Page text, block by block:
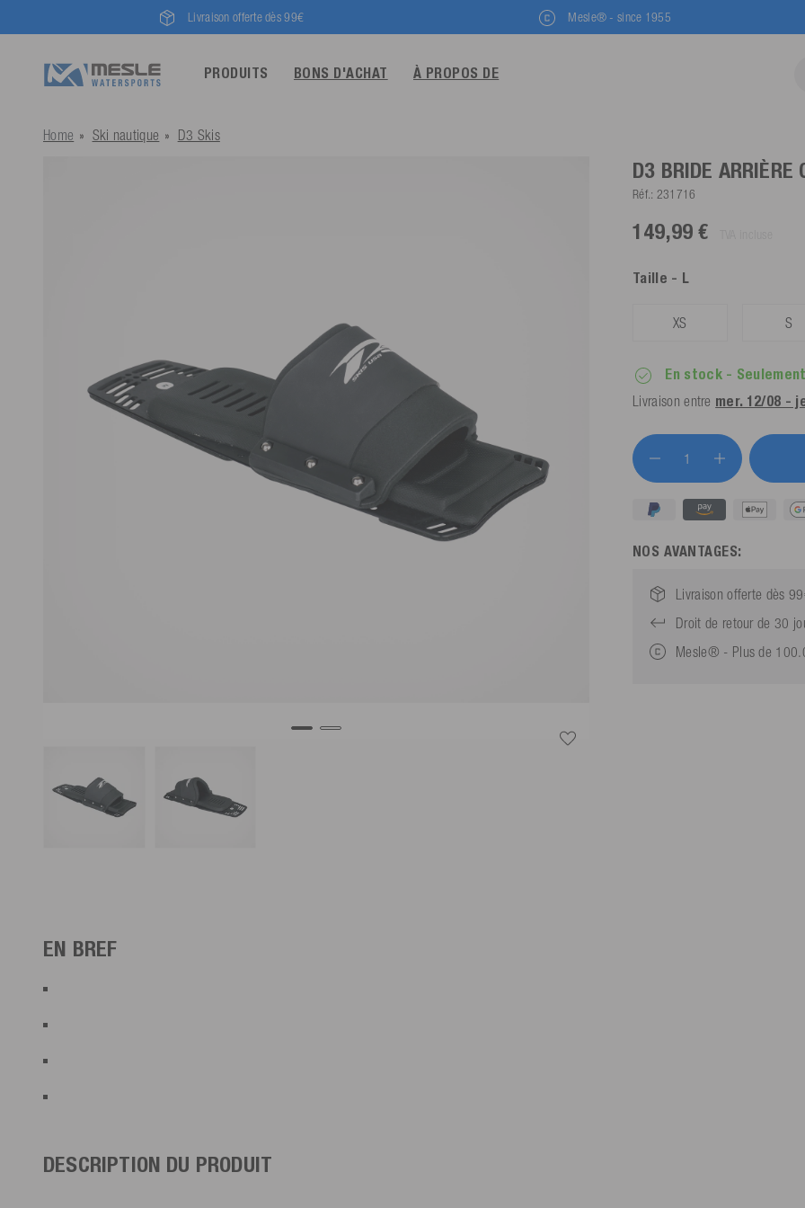
Livraison offerte dès 99€ Mesle® - since 1955
PRODUITS BONS D'ACHAT À PROPOS DE
Home Ski nautique D3 Skis
D3 BRIDE ARRIÈRE
Réf.: 231716
149,99 €
Taille - L
XS S
En stock -
Livraison entre mer. 12/08 -
NOS AVANTAGES:
Livraison offerte dès
Droit de retour de 30
Mesle® - Plus de
EN BREF
DESCRIPTION DU PRODUIT